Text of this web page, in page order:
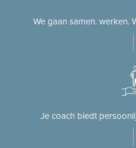
We gaan samen. werken.
Je coach biedt